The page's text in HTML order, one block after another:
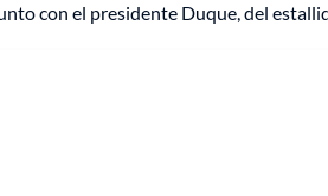
con el presidente Duque, del